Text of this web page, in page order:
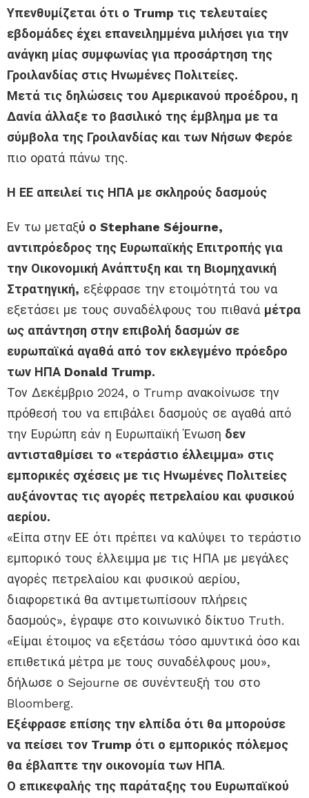
Υπενθυμίζεται ότι ο Trump τις τελευταίες
εβδομάδες έχει επανειλημμένα μιλήσει για την
ανάγκη μίας συμφωνίας για προσάρτηση της
Γροιλανδίας στις Ηνωμένες Πολιτείες.
Μετά τις δηλώσεις του Αμερικανού προέδρου, η
Δανία άλλαξε το βασιλικό της έμβλημα με τα
σύμβολα της Γροιλανδίας και των Νήσων Φερόε
πιο ορατά πάνω της.
Η ΕΕ απειλεί τις ΗΠΑ με σκληρούς δασμούς
Εν τω μεταξύ ο Stephane Séjourne,
αντιπρόεδρος της Ευρωπαϊκής Επιτροπής για
την Οικονομική Ανάπτυξη και τη Βιομηχανική
Στρατηγική, εξέφρασε την ετοιμότητά του να
εξετάσει με τους συναδέλφους του πιθανά μέτρα
ως απάντηση στην επιβολή δασμών σε
ευρωπαϊκά αγαθά από τον εκλεγμένο πρόεδρο
των ΗΠΑ Donald Trump.
Τον Δεκέμβριο 2024, ο Trump ανακοίνωσε την
πρόθεσή του να επιβάλει δασμούς σε αγαθά από
την Ευρώπη εάν η Ευρωπαϊκή Ένωση δεν
αντισταθμίσει το «τεράστιο έλλειμμα» στις
εμπορικές σχέσεις με τις Ηνωμένες Πολιτείες
αυξάνοντας τις αγορές πετρελαίου και φυσικού
αερίου.
«Είπα στην ΕΕ ότι πρέπει να καλύψει το τεράστιο
εμπορικό τους έλλειμμα με τις ΗΠΑ με μεγάλες
αγορές πετρελαίου και φυσικού αερίου,
διαφορετικά θα αντιμετωπίσουν πλήρεις
δασμούς», έγραψε στο κοινωνικό δίκτυο Truth.
«Είμαι έτοιμος να εξετάσω τόσο αμυντικά όσο και
επιθετικά μέτρα με τους συναδέλφους μου»,
δήλωσε ο Sejourne σε συνέντευξή του στο
Bloomberg.
Εξέφρασε επίσης την ελπίδα ότι θα μπορούσε
να πείσει τον Trump ότι ο εμπορικός πόλεμος
θα έβλαπτε την οικονομία των ΗΠΑ.
Ο επικεφαλής της παράταξης του Ευρωπαϊκού